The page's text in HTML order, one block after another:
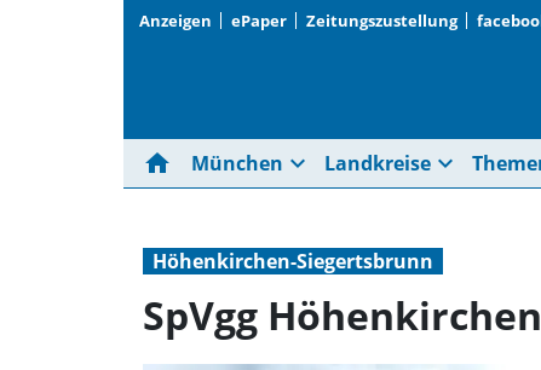
Anzeigen ePaper Zeitungszustellung
home München expand_more Landkreise expand_more
Höhenkirchen-Siegertsbrunn
SpVgg